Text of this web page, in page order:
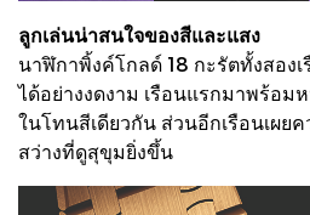
ลูกเล่นน่าสนใจของสีและแสง
นาฬิกาพิ้งค์โกลด์ 18 กะรัตทั้งสอง
ได้อย่างงดงาม เรือนแรกมาพร้อม
ในโทนสีเดียวกัน ส่วนอีกเรือนเผย
สว่างที่ดูสุขุมยิ่งขึ้น